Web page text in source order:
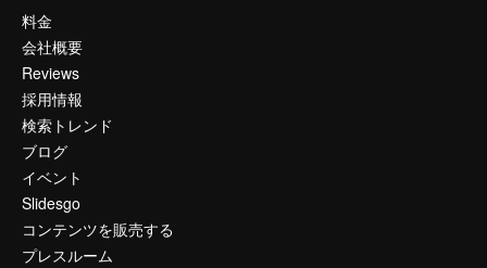
料金
会社概要
Reviews
採用情報
検索トレンド
ブログ
イベント
Slidesgo
コンテンツを販売する
プレスルーム